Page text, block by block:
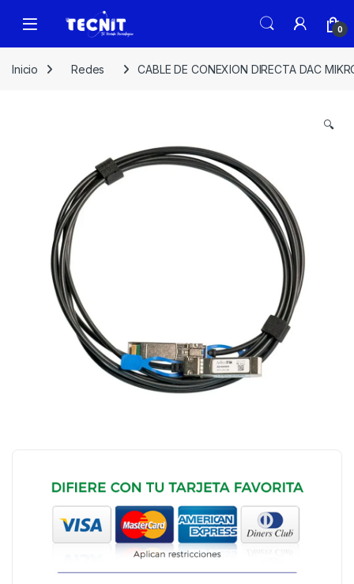
0
Inicio Redes CABLE DE CONEXION DIRECTA DAC
🔍